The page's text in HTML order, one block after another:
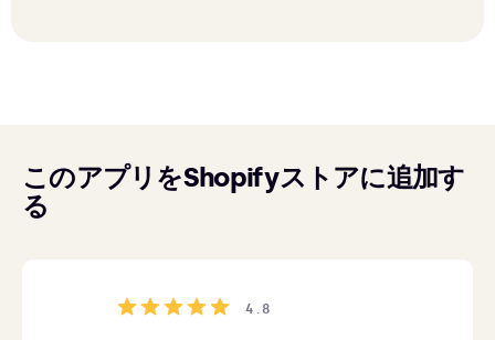
このアプリをShopifyストアに追加す
る
4.8